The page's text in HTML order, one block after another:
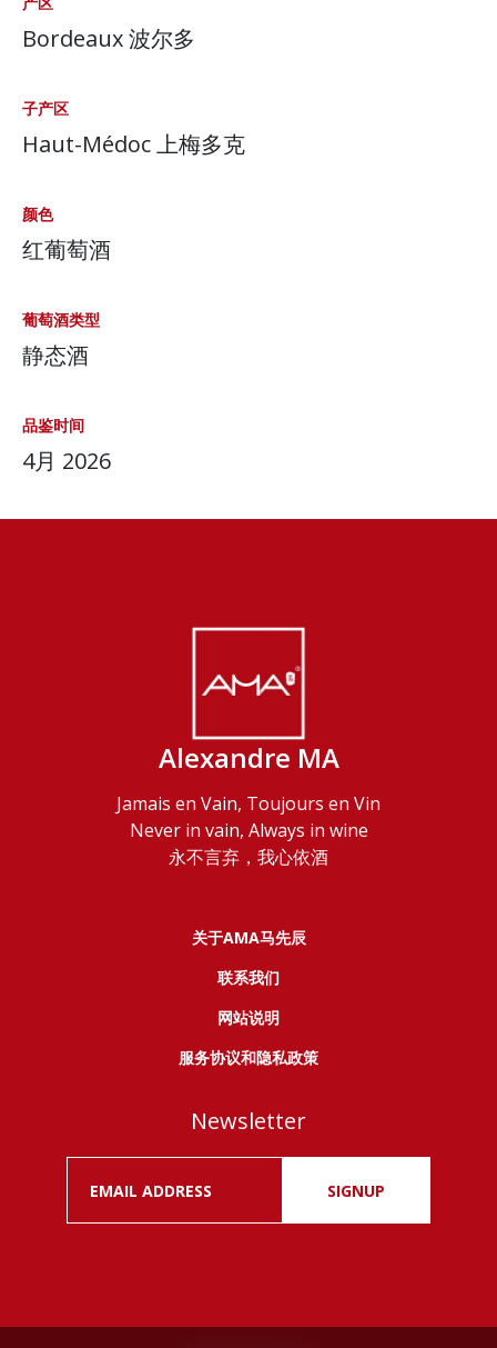
Bordeaux 波尔多
子产区
Haut-Médoc 上梅多克
颜色
红葡萄酒
葡萄酒类型
静态酒
品鉴时间
4月 2026
Alexandre MA
Jamais en Vain, Toujours en Vin
Never in vain, Always in wine
永不言弃，我心依酒
关于AMA马先辰
联系我们
网站说明
服务协议和隐私政策
Newsletter
SIGNUP